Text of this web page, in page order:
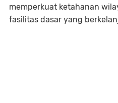
memperkuat ketahanan
fasilitas dasar yang